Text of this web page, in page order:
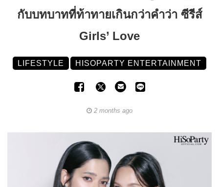
กับบทบาทที่ท้าทายเกินกว่าคำว่า ซีรีส์
Girls’ Love
LIFESTYLE HISOPARTY ENTERTAINMENT
2 months ago